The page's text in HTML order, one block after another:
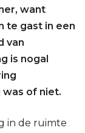
want
te gast in een
van
is nogal
of niet.
in de ruimte